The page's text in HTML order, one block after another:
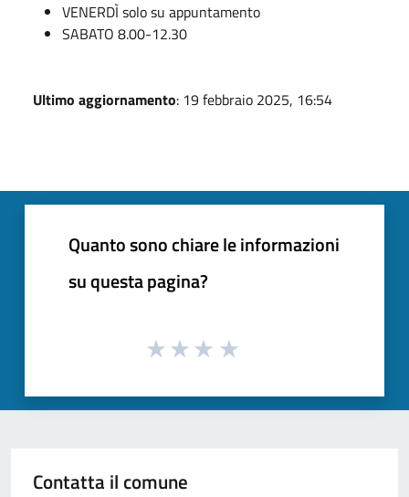
VENERDÌ solo su appuntamento
SABATO 8.00-12.30
Ultimo aggiornamento: 19 febbraio 2025, 16:54
Quanto sono chiare le informazioni
su questa pagina?
Contatta il comune